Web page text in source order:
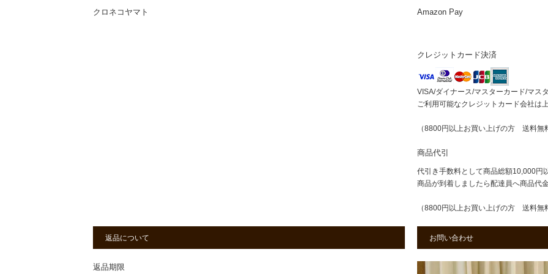
クロネコヤマト Amazon Pay
クレジットカード決済
VISA/ダイナース/マスターカード/マス
ご利用可能なクレジットカード会社は
（8800円以上お買い上げの方 送料無
商品代引
代引き手数料として商品総額10,000円
商品が到着しましたら配達員へ商品代
（8800円以上お買い上げの方 送料無
返品について
返品期限
お問い合わせ